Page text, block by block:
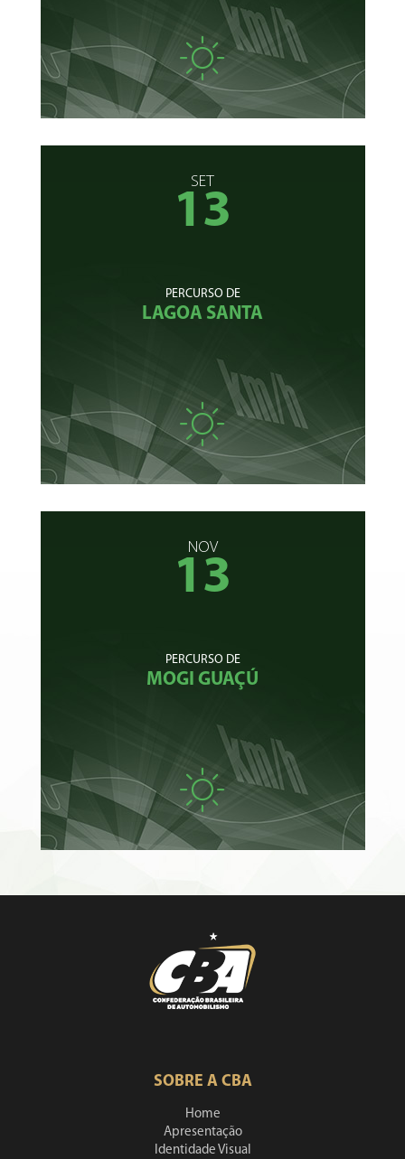
SET
13
PERCURSO DE
LAGOA SANTA
NOV
13
PERCURSO DE
MOGI GUAÇÚ
SOBRE A CBA
Home
Apresentação
Identidade Visual